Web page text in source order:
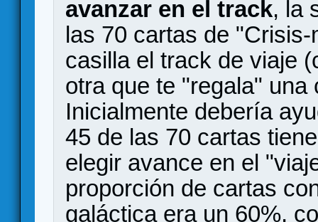
avanzar en el track, la
las 70 cartas de
casilla el track de viaje
otra que te "regala"
Inicialmente debería
45 de las 70 cartas
elegir avance en el
proporción de cartas
galáctica era un 60%,